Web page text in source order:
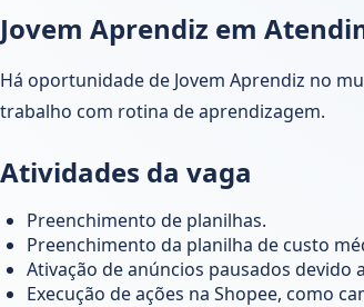
Jovem Aprendiz em
Há oportunidade de Jovem Aprendiz no
trabalho com rotina de aprendizagem.
Atividades da vaga
Preenchimento de planilhas.
Preenchimento da planilha de custo
Ativação de anúncios pausados devido
Execução de ações na Shopee, como